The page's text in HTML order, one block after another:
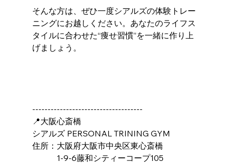
そんな方は、ぜひ一度シアルズの体験トレー
ニングにお越しください。あなたのライフス
タイルに合わせた“痩せ習慣”を一緒に作り上
げましょう。
------------------------------------
📍大阪心斎橋
シアルズ PERSONAL TRINING GYM
住所：大阪府大阪市中央区東心斎橋
1-9-6藤和シティーコープ105